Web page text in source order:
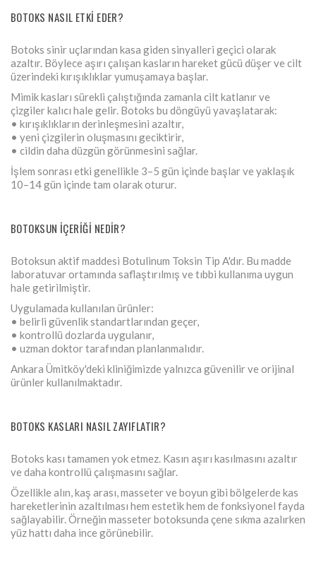
BOTOKS NASIL ETKI EDER?
Botoks sinir uçlarından kasa giden sinyalleri geçici olarak
azaltır. Böylece aşırı çalışan kasların hareket gücü düşer ve cilt
üzerindeki kırışıklıklar yumuşamaya başlar.
Mimik kasları sürekli çalıştığında zamanla cilt katlanır ve
çizgiler kalıcı hale gelir. Botoks bu döngüyü yavaşlatarak:
• kırışıklıkların derinleşmesini azaltır,
• yeni çizgilerin oluşmasını geciktirir,
• cildin daha düzgün görünmesini sağlar.
İşlem sonrası etki genellikle 3–5 gün içinde başlar ve yaklaşık
10–14 gün içinde tam olarak oturur.
BOTOKSUN İÇERIĞI NEDIR?
Botoksun aktif maddesi Botulinum Toksin Tip A'dır. Bu madde
laboratuvar ortamında saflaştırılmış ve tıbbi kullanıma uygun
hale getirilmiştir.
Uygulamada kullanılan ürünler:
• belirli güvenlik standartlarından geçer,
• kontrollü dozlarda uygulanır,
• uzman doktor tarafından planlanmalıdır.
Ankara Ümitköy'deki kliniğimizde yalnızca güvenilir ve orijinal
ürünler kullanılmaktadır.
BOTOKS KASLARI NASIL ZAYIFLATIR?
Botoks kası tamamen yok etmez. Kasın aşırı kasılmasını azaltır
ve daha kontrollü çalışmasını sağlar.
Özellikle alın, kaş arası, masseter ve boyun gibi bölgelerde kas
hareketlerinin azaltılması hem estetik hem de fonksiyonel fayda
sağlayabilir. Örneğin masseter botoksunda çene sıkma azalırken
yüz hattı daha ince görünebilir.